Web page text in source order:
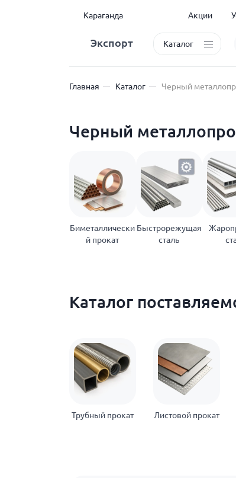
Караганда Акции
Экспорт Каталог
Главная Каталог Черный
Черный
Биметаллически
й прокат
Быстрорежущая
сталь
Каталог
Трубный прокат Листовой прокат